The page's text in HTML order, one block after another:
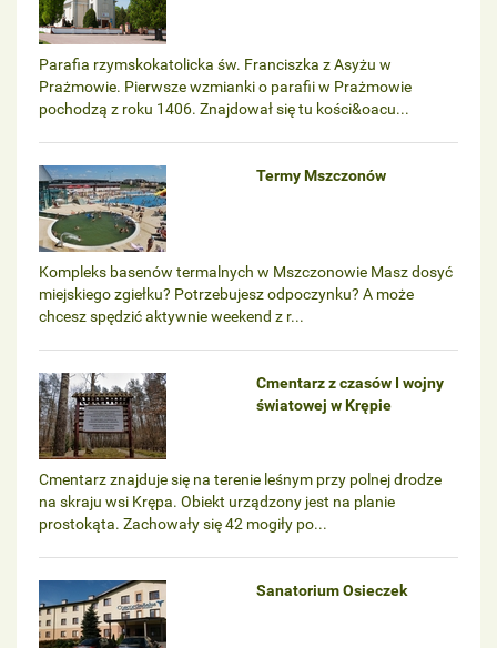
Parafia rzymskokatolicka św. Franciszka z Asyżu w
Prażmowie. Pierwsze wzmianki o parafii w Prażmowie
pochodzą z roku 1406. Znajdował się tu kości&oacu...
Termy Mszczonów
Kompleks basenów termalnych w Mszczonowie Masz dosyć
miejskiego zgiełku? Potrzebujesz odpoczynku? A może
chcesz spędzić aktywnie weekend z r...
Cmentarz z czasów I wojny
światowej w Krępie
Cmentarz znajduje się na terenie leśnym przy polnej drodze
na skraju wsi Krępa. Obiekt urządzony jest na planie
prostokąta. Zachowały się 42 mogiły po...
Sanatorium Osieczek